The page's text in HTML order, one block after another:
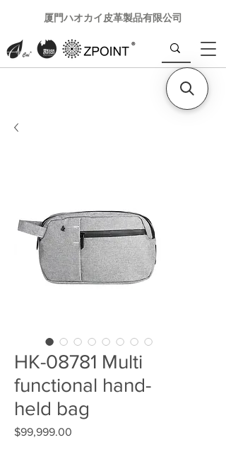
厦門ハオカイ皮革製品有限公司
HK-08781 Multi
functional hand-
held bag
$99,999.00